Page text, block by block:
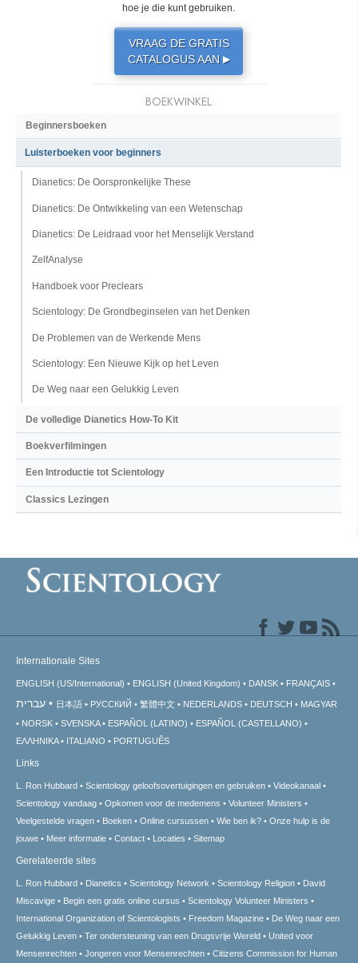
hoe je die kunt gebruiken.
VRAAG DE GRATIS
CATALOGUS AAN ▶
BOEKWINKEL
Beginnersboeken
Luisterboeken voor beginners
Dianetics: De Oorspronkelijke These
Dianetics: De Ontwikkeling van een Wetenschap
Dianetics: De Leidraad voor het Menselijk Verstand
ZelfAnalyse
Handboek voor Preclears
Scientology: De Grondbeginselen van het Denken
De Problemen van de Werkende Mens
Scientology: Een Nieuwe Kijk op het Leven
De Weg naar een Gelukkig Leven
De volledige Dianetics How-To Kit
Boekverfilmingen
Een Introductie tot Scientology
Classics Lezingen
Internationale Sites
ENGLISH (US/International) ENGLISH (United Kingdom) DANSK FRANÇAIS
עברית 日本語 РУССКИЙ 繁體中文 NEDERLANDS DEUTSCH
MAGYAR
NORSK
SVENSKA ESPAÑOL (LATINO)
ESPAÑOL (CASTELLANO)
ΕΛΛΗΝΙΚA
ITALIANO PORTUGUÊS
Links
L. Ron Hubbard Scientology geloofsovertuigingen en gebruiken
Videokanaal
Scientology vandaag
Opkomen voor de medemens
Volunteer Ministers
Veelgestelde vragen
Boeken Online cursussen Wie ben ik?
Onze hulp is de
jouwe
Meer informatie Contact Locaties Sitemap
Gerelateerde sites
L. Ron Hubbard Dianetics Scientology Network Scientology Religion
David
Miscavige
Begin een gratis online cursus
Scientology Volunteer Ministers
International Organization of Scientologists
Freedom Magazine
De Weg naar een
Gelukkig Leven
Ter ondersteuning van een Drugsvrije Wereld
United voor
Mensenrechten
Jongeren voor Mensenrechten Citizens Commission for Human